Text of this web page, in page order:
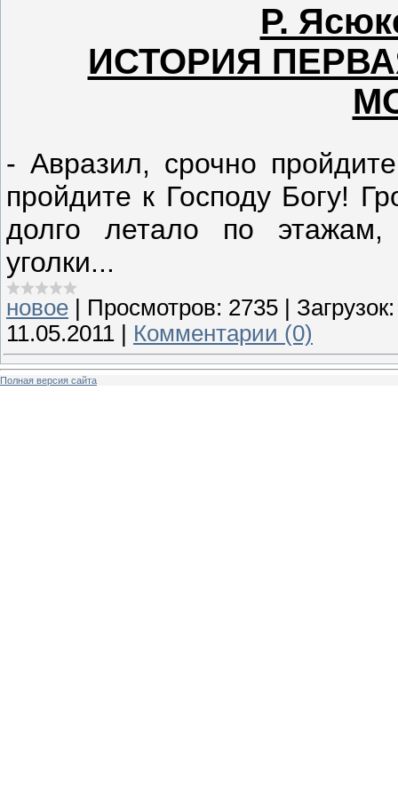
Р.
ИСТОРИЯ
- Авразил, срочно
пройдите к Господу Богу!
долго летало по
уголки...
новое Просмотров: 2735
Загрузок:
11.05.2011
Комментарии (0)
Полная версия сайта